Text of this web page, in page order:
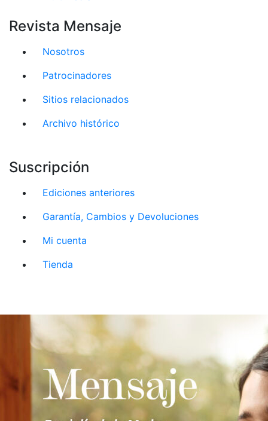
Revista Mensaje
Nosotros
Patrocinadores
Sitios relacionados
Archivo histórico
Suscripción
Ediciones anteriores
Garantía, Cambios y Devoluciones
Mi cuenta
Tienda